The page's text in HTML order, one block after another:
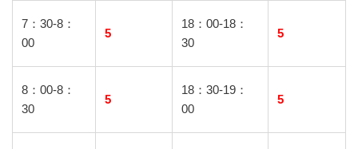
7：30-8：
00
5
18：00-18：
30
5
8：00-8：
30
5
18：30-19：
00
5